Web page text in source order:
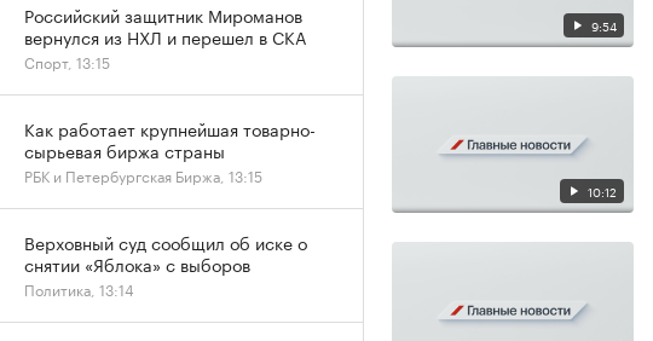
9:54
10:12
Российский защитник Мироманов
вернулся из НХЛ и перешел в СКА
Спорт, 13:15
Как работает крупнейшая товарно-
сырьевая биржа страны
РБК и Петербургская Биржа, 13:15
Верховный суд сообщил об иске о
снятии «Яблока» с выборов
Политика, 13:14